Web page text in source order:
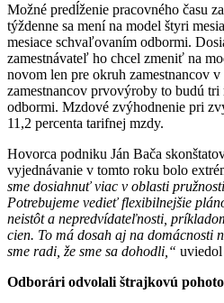
Možné predĺženie pracovného času
týždenne sa mení na model štyri
mesiace schvaľovaním odbormi.
zamestnávateľ ho chcel zmeniť na
novom len pre okruh zamestnancov
zamestnancov prvovýroby to budú tri
odbormi. Mzdové zvýhodnenie pri
11,2 percenta tarifnej mzdy.
Hovorca podniku Ján Bača
vyjednávanie v tomto roku bolo
sme dosiahnuť viac v oblasti
Potrebujeme vedieť flexibilnejšie
neistôt a nepredvídateľnosti,
cien. To má dosah aj na domácnosti
sme radi, že sme sa dohodli,“
Odborári odvolali štrajkovú